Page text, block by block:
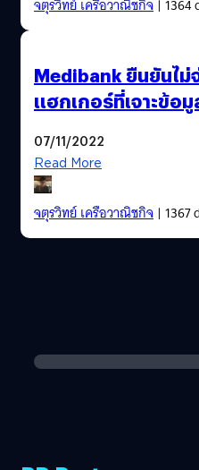
จตุรวิทย์ เครือวาณิชกิจ| 1364
Medibank ยืนยันไม่
แฮกเกอร์ที่เจาะข้อ
07/11/2022
Read More
จตุรวิทย์ เครือวาณิชกิจ| 1367